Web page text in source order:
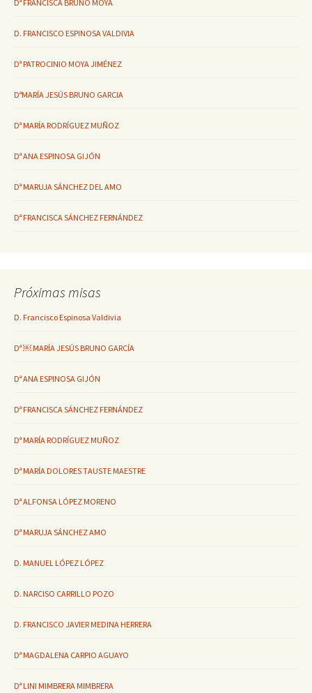
Dª FRANCISCA BRUNO MOYA
D. FRANCISCO ESPINOSA VALDIVIA
Dª PATROCINIO MOYA JIMÉNEZ
DªMARÍA JESÚS BRUNO GARCIA
Dª MARÍA RODRÍGUEZ MUÑOZ
Dª ANA ESPINOSA GIJÓN
Dª MARUJA SÁNCHEZ DEL AMO
Dª FRANCISCA SÁNCHEZ FERNÁNDEZ
Próximas misas
D. Francisco Espinosa Valdivia
Dª ￼ MARÍA JESÚS BRUNO GARCÍA
Dª ANA ESPINOSA GIJÓN
Dª FRANCISCA SÁNCHEZ FERNÁNDEZ
Dª MARÍA RODRÍGUEZ MUÑOZ
Dª MARÍA DOLORES TAUSTE MAESTRE
Dª ALFONSA LÓPEZ MORENO
Dª MARUJA SÁNCHEZ AMO
D. MANUEL LÓPEZ LÓPEZ
D. NARCISO CARRILLO POZO
D. FRANCISCO JAVIER MEDINA HERRERA
Dª MAGDALENA CARPIO AGUAYO
Dª LINI MIMBRERA MIMBRERA